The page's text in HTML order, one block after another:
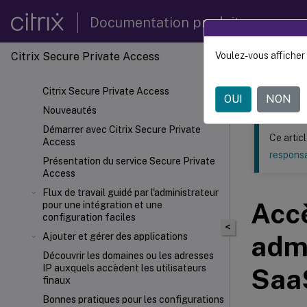
Documentation produit
Citrix Secure Private Access
Citrix Secure Private Access
Nouveautés
Démarrer avec Citrix Secure Private
Access
Présentation du service Secure Private
Access
Flux de travail guidé par l'administrateur
pour une intégration et une
configuration faciles
Ajouter et gérer des applications
Découvrir les domaines ou les adresses
IP auxquels accèdent les utilisateurs
finaux
Bonnes pratiques pour les configurations
Ce contenu a
Citrix
<
Ce
Voulez-vous
OUI NON